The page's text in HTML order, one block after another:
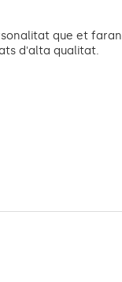
que et faran
d'alta qualitat.